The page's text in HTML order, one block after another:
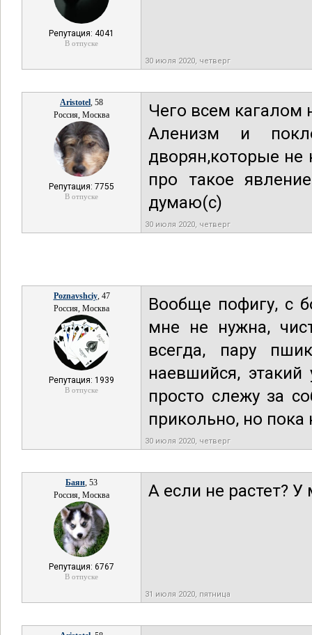
Репутация: 4041
В отпуске
30 июля 2020, четверг
Aristotel, 58
Россия, Москва
Репутация: 7755
В отпуске
Чего всем кагалом
Аленизм и
дворян,которые не
про такое
думаю(с)
30 июля 2020, четверг
Poznavshciy, 47
Россия, Москва
Репутация: 1939
В отпуске
Вообще пофигу, с
мне не нужна,
всегда, пару
наевшийся,
просто слежу за
прикольно, но
30 июля 2020, четверг
Баян, 53
Россия, Москва
Репутация: 6767
В отпуске
А если не растет?
31 июля 2020, пятница